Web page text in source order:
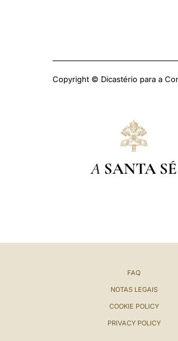
Copyright © Dicastério para a
A SANTA SÉ
FAQ
NOTAS LEGAIS
COOKIE POLICY
PRIVACY POLICY